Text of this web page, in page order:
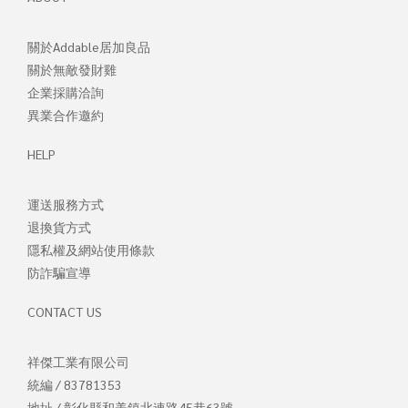
關於Addable居加良品
關於無敵發財雞
企業採購洽詢
異業合作邀約
HELP
運送服務方式
退換貨方式
隱私權及網站使用條款
防詐騙宣導
CONTACT US
祥傑工業有限公司
統編 / 83781353